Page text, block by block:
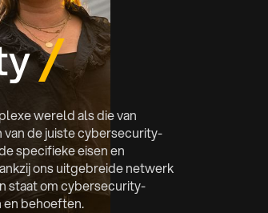
wereld als die van
de juiste cybersecurity-
specifieke eisen en
ons uitgebreide netwerk
staat om cybersecurity-
en behoeften.